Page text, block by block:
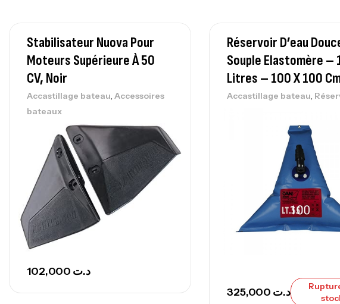
Stabilisateur Nuova Pour
Moteurs Supérieure À 50
CV, Noir
Accastillage bateau, Accessoires
bateaux
د.ت
Réservoir D’eau
Souple Elastomère –
Litres – 100 X 100
Accastillage bateau,
د.ت